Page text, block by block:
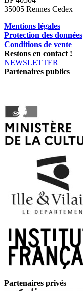
35005 Rennes Cedex
Mentions légales
Protection des données
Conditions de vente
Restons en contact !
NEWSLETTER
Partenaires publics
Partenaires privés